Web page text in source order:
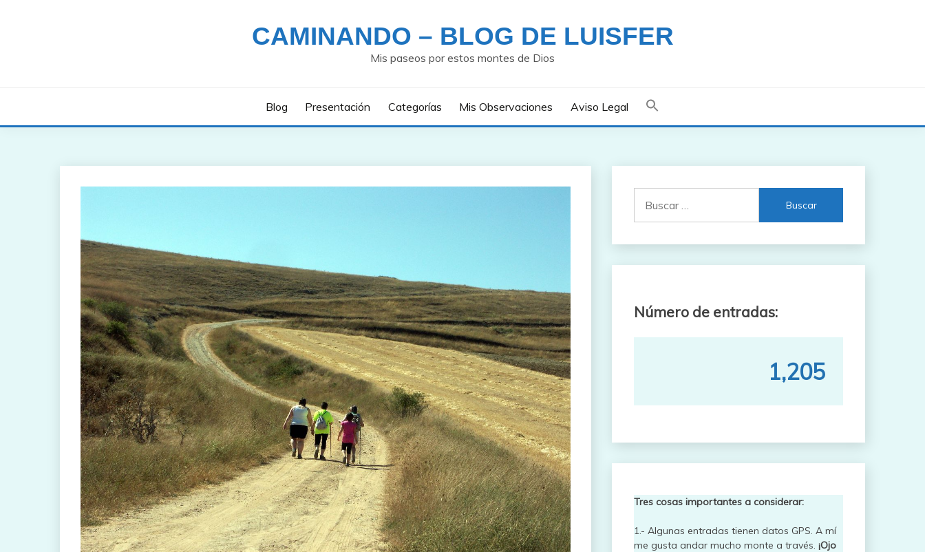
CAMINANDO – BLOG DE LUISFER
Mis paseos por estos montes de Dios
Blog Presentación Categorías Mis Observaciones Aviso Legal
Número de entradas:
1,205
Tres cosas importantes a considerar:
1.- Algunas entradas tienen datos GPS. A mí
me gusta andar mucho monte a través. ¡Ojo